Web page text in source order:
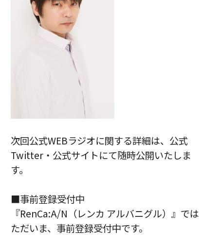
次回公式WEBラジオに関する詳細は、公式
Twitter・公式サイトにて随時公開いたしま
す。
■事前登録受付中
『RenCa:A/N（レンカ アルバニグル）』では
ただいま、事前登録受付中です。